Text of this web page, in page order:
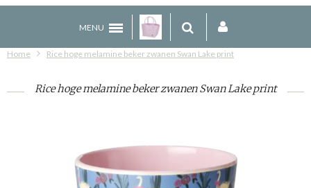
MENU
Home Rice hoge melamine beker zwanen Swan Lake print
Rice hoge melamine beker zwanen Swan Lake print